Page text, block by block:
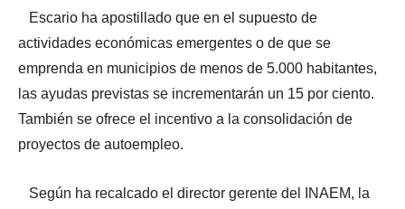
Escario ha apostillado que en el supuesto de
actividades económicas emergentes o de que se
emprenda en municipios de menos de 5.000 habitantes,
las ayudas previstas se incrementarán un 15 por ciento.
También se ofrece el incentivo a la consolidación de
proyectos de autoempleo.
Según ha recalcado el director gerente del INAEM, la